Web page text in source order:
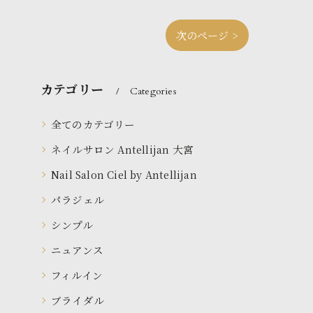
次のページ >
カテゴリー Categories
全てのカテゴリー
ネイルサロン Antellijan 大宮
Nail Salon Ciel by Antellijan
パラジェル
シンプル
ニュアンス
フィルイン
ブライダル